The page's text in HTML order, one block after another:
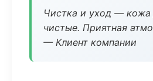
Чистка и уход —
чистые. Приятная
— Клиент компании